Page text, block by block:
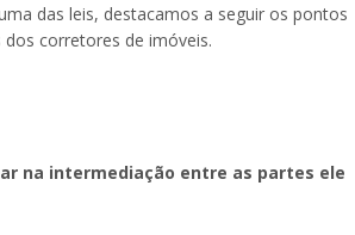
das leis, destacamos a seguir os pontos
corretores de imóveis.
na intermediação entre as partes ele